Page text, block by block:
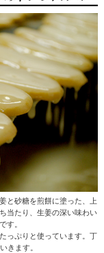
と砂糖を煎餅に塗った、上
当たり、生姜の深い味わい
す。
っぷりと使っています。丁
きます。